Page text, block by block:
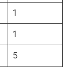
1
1
5